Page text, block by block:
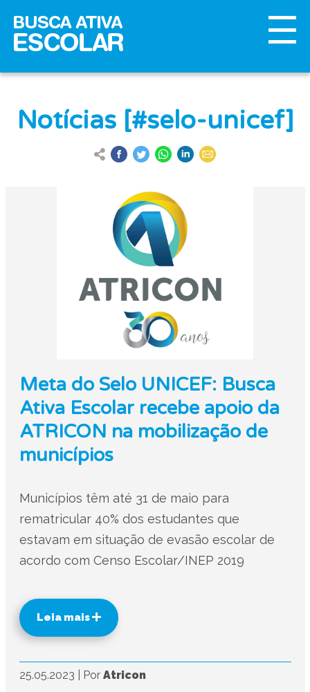
Notícias [#selo-unicef]
Meta do Selo UNICEF: Busca
Ativa Escolar recebe apoio da
ATRICON na mobilização de
municípios
Municípios têm até 31 de maio para
rematricular 40% dos estudantes que
estavam em situação de evasão escolar de
acordo com Censo Escolar/INEP 2019
Leia mais
25.05.2023 Por Atricon